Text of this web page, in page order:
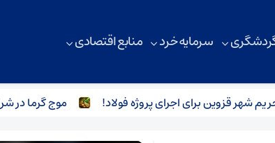
سرمایه خرد منابع اقتصادی
قزوین برای اجرای پروژه فولاد! موج گرما در شرق